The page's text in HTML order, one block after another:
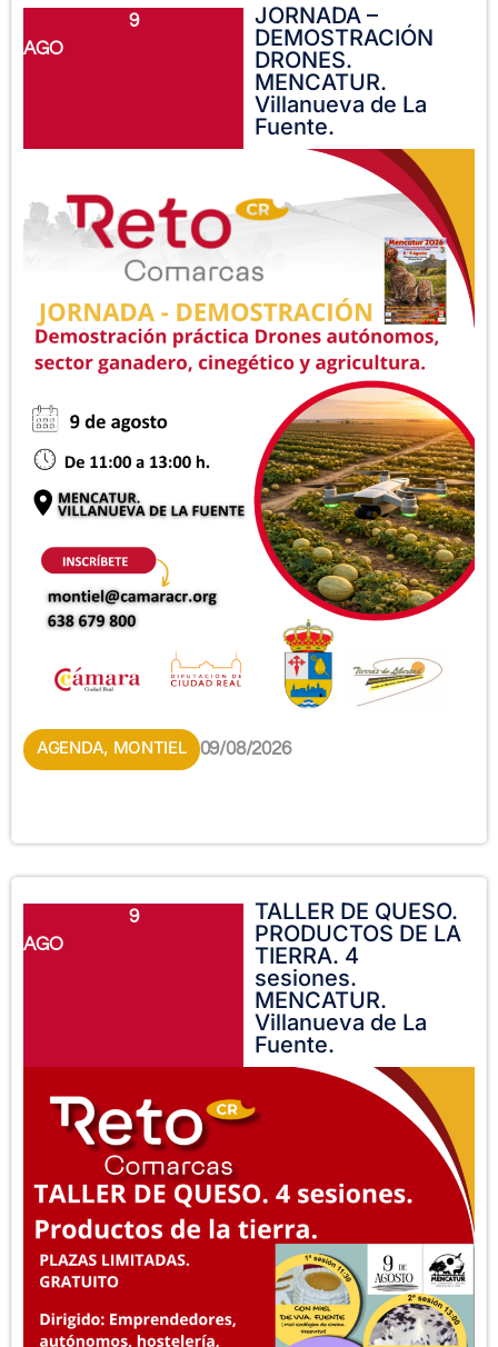
9
AGO
JORNADA –
DEMOSTRACIÓN
DRONES.
MENCATUR.
Villanueva de La
Fuente.
AGENDA, MONTIEL 09/08/2026
9
AGO
TALLER DE QUESO.
PRODUCTOS DE LA
TIERRA. 4
sesiones.
MENCATUR.
Villanueva de La
Fuente.